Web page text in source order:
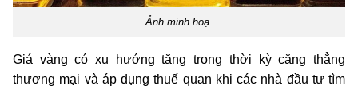
Ảnh minh hoạ.
Giá vàng có xu hướng tăng trong thời kỳ căng thẳng
thương mại và áp dụng thuế quan khi các nhà đầu tư tìm